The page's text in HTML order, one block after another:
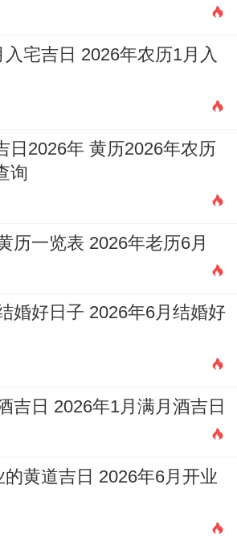
宅吉日 2026年农历1月入
日2026年 黄历2026年农历
询
历一览表 2026年老历6月
婚好日子 2026年6月结婚好
吉日 2026年1月满月酒吉日
的黄道吉日 2026年6月开业